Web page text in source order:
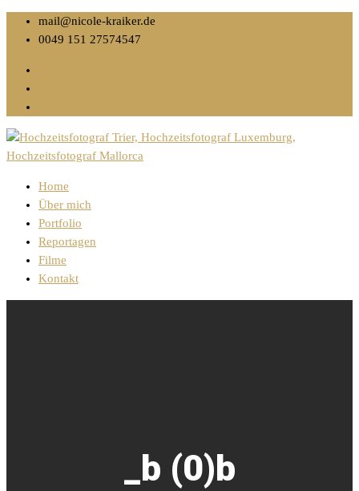
mail@nicole-kraiker.de
0049 151 27574547
Home
Über mich
Portfolio
Reportagen
Filme
Kontakt
_b (0)b